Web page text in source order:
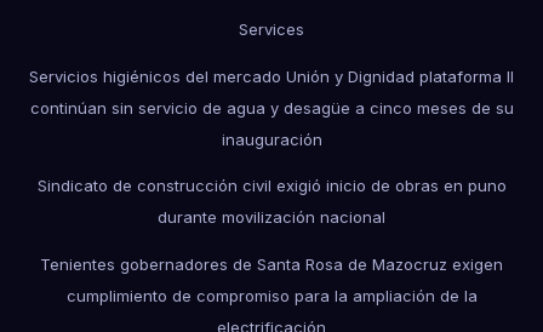
Services
Servicios higiénicos del mercado Unión y Dignidad plataforma II
continúan sin servicio de agua y desagüe a cinco meses de su
inauguración
Sindicato de construcción civil exigió inicio de obras en puno
durante movilización nacional
Tenientes gobernadores de Santa Rosa de Mazocruz exigen
cumplimiento de compromiso para la ampliación de la
electrificación